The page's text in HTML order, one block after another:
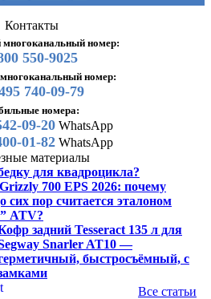
Контакты
многоканальный номер:
550-9025
номер:
740-09-79
номера:
09-20WhatsApp
01-82WhatsApp
материалы
для квадроцикла?
700 EPS 2026: почему
сих пор считается эталоном
ATV?
задний Tesseract 135 л для
Snarler AT10 —
быстросъёмный, с
Все статьи